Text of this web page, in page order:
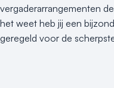
vergaderarrangementen
het weet heb jij een
geregeld voor de